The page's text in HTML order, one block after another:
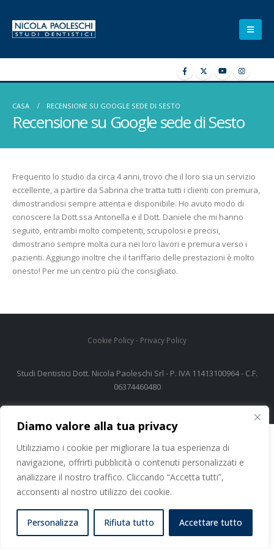
Diamo valore alla tua privacy
Utilizziamo i cookie per migliorare la tua esperienza di
navigazione, offrirti pubblicità o contenuti personalizzati e
analizzare il nostro traffico. Cliccando “Accetta tutti”,
acconsenti al nostro utilizzo dei cookie.
Personalizza Rifiuta tutto Accettare tutto
CASA RECENSIONE SU GOOGLE SEDE DI SESTO
Recensione su Google sede di Sesto
Frequento lo studio da circa 4 anni, trovo che il loro sia un servizio
eccellente, a partire da Sabrina che tratta tutti i clienti con premura,
dimostrandosi sempre attenta e disponibile. Ho avuto modo di
conoscere la Dott.ssa Antonella e il Dott. Daniele che mi hanno
seguito, entrambi molto competenti, scrupolosi e precisi,
dimostrano sempre molta cura nei loro lavori e premura verso i
pazienti. Aggiungo inoltre che il tariffario delle prestazioni è molto
onesto! Per me un centro più che consigliato.
Cookie Policy- Privacy Policy
Studi Dentistici Dott. Nicola Paoleschi Srl - P. IVA 11413100964 - C.F.
06374460480